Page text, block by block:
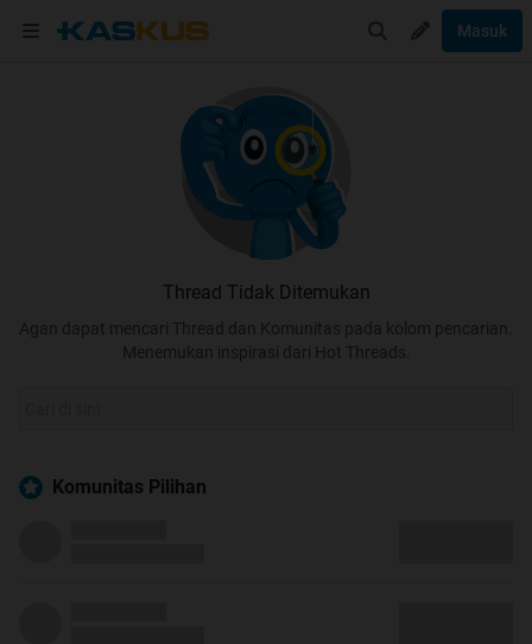
Masuk
Thread Tidak Ditemukan
Agan dapat mencari Thread dan Komunitas pada kolom pencarian.
Menemukan inspirasi dari Hot Threads.
Komunitas Pilihan